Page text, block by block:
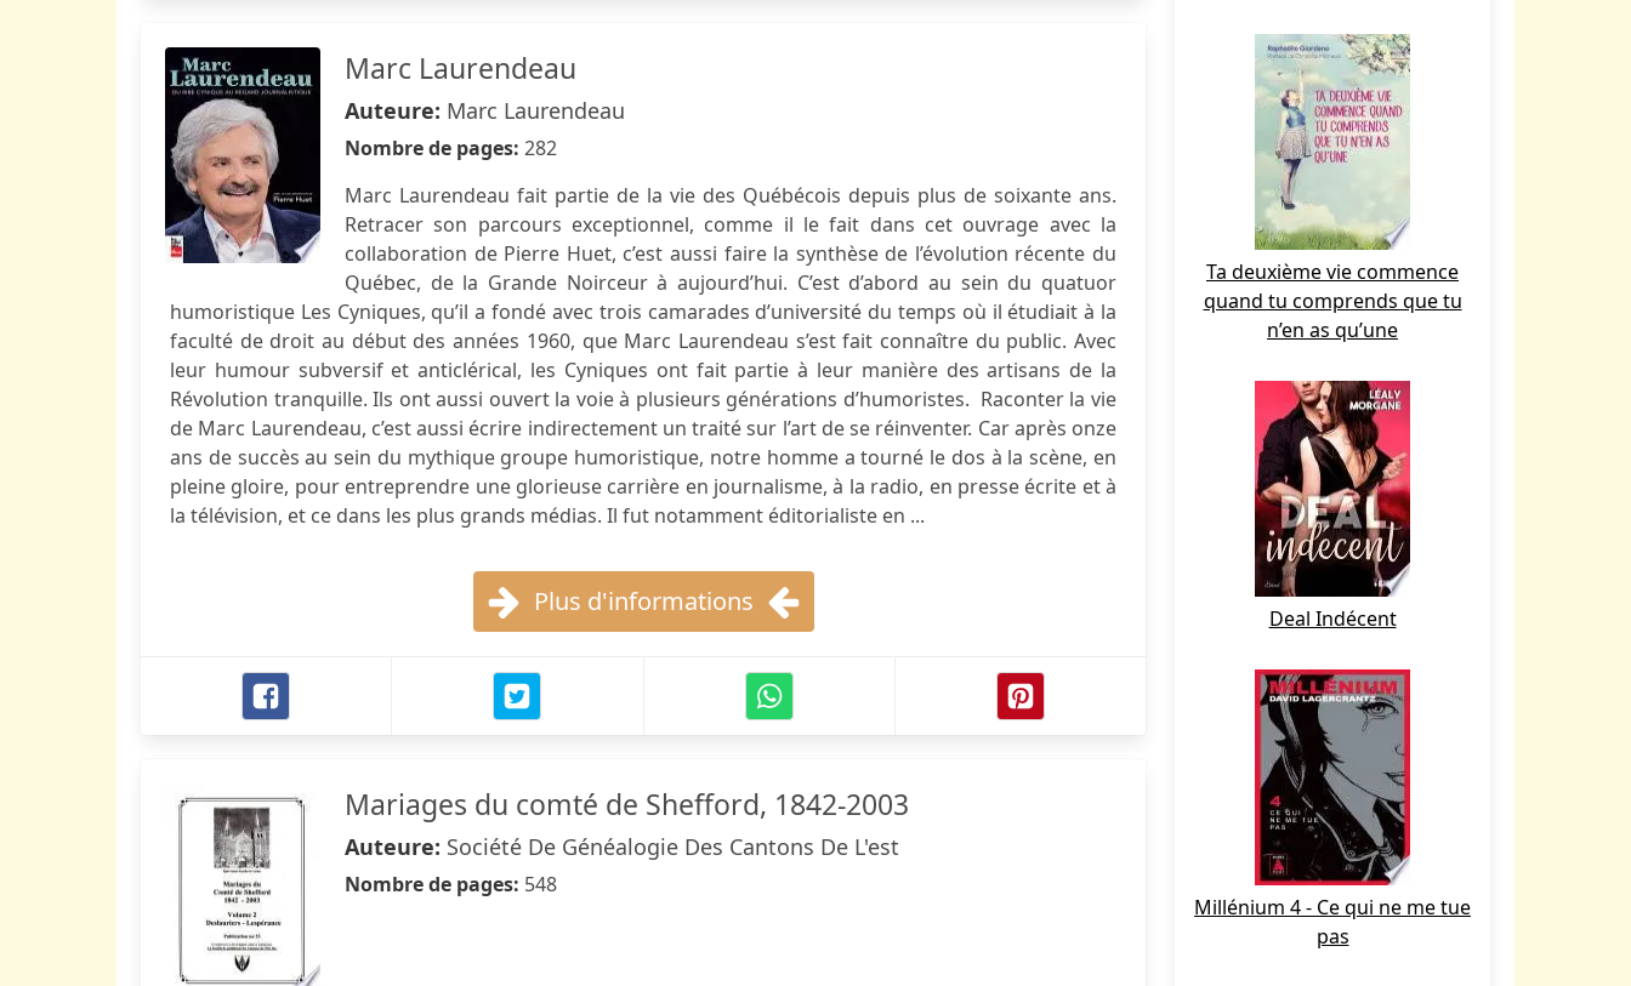
Marc Laurendeau
Auteure: Marc Laurendeau
Nombre de pages: 282
Marc Laurendeau fait partie de la vie des Québécois depuis plus de soixante ans.
Retracer son parcours exceptionnel, comme il le fait dans cet ouvrage avec la
collaboration de Pierre Huet, c’est aussi faire la synthèse de l’évolution récente du
Québec, de la Grande Noirceur à aujourd’hui.​ C’est d’abord au sein du quatuor
humoristique Les Cyniques, qu’il a fondé avec trois camarades d’université du temps où il étudiait à la
faculté de droit au début des années 1960, que Marc Laurendeau s’est fait connaître du public. Avec
leur humour subversif et anticlérical, les Cyniques ont fait partie à leur manière des artisans de la
Révolution tranquille. Ils ont aussi ouvert la voie à plusieurs générations d’humoristes.​ ​ Raconter la vie
de Marc Laurendeau, c’est aussi écrire indirectement un traité sur l’art de se réinventer. Car après onze
ans de succès au sein du mythique groupe humoristique, notre homme a tourné le dos à la scène, en
pleine gloire, pour entreprendre une glorieuse carrière en journalisme, à la radio, en presse écrite et à
la télévision, et ce dans les plus grands médias. Il fut notamment éditorialiste en ...
Plus d'informations
Mariages du comté de Shefford, 1842-2003
Auteure: Société De Généalogie Des Cantons De L'est
Nombre de pages: 548
Ta deuxième vie commence
quand tu comprends que tu
n’en as qu’une
Deal Indécent
Millénium 4 - Ce qui ne me tue
pas